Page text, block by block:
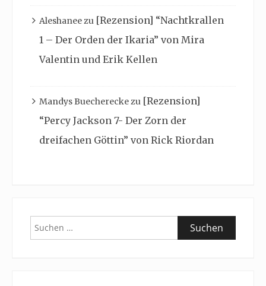
Aleshaneezu [Rezension] “Nachtkrallen
1 – Der Orden der Ikaria” von Mira
Valentin und Erik Kellen
Mandys Buechereckezu [Rezension]
“Percy Jackson 7- Der Zorn der
dreifachen Göttin” von Rick Riordan
Suchen
nach: